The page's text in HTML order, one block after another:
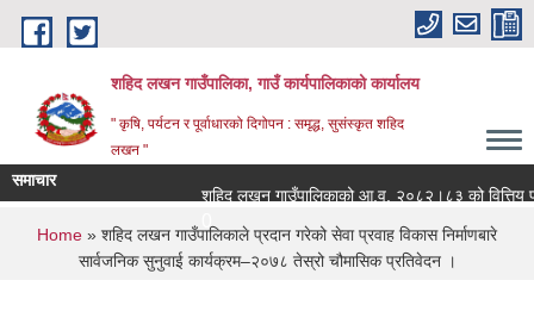
Skip to main content
शहिद लखन गाउँपालिका, गाउँ कार्यपालिकाको कार्यालय
" कृषि, पर्यटन र पूर्वाधारको दिगोपन : समृद्ध, सुसंस्कृत शहिद
लखन "
समाचार
शहिद लखन गाउँपालिकाको आ.व. २०८२।८३ को वित्तिय
You are here
Home » शहिद लखन गाउँपालिकाले प्रदान गरेको सेवा प्रवाह विकास निर्माणबारे
सार्वजनिक सुनुवाई कार्यक्रम–२०७८ तेस्रो चौमासिक प्रतिवेदन ।